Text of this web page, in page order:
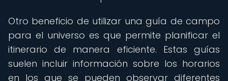
Otro beneficio de utilizar una guía de campo
para el universo es que permite planificar el
itinerario de manera eficiente. Estas guías
suelen incluir información sobre los horarios
en los que se pueden observar diferentes